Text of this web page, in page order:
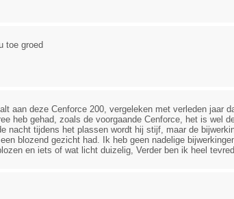
toe groed
aan deze Cenforce 200, vergeleken met verleden jaar
heb gehad, zoals de voorgaande Cenforce, het is wel
nacht tijdens het plassen wordt hij stijf, maar de
blozend gezicht had. Ik heb geen nadelige
en iets of wat licht duizelig, Verder ben ik heel